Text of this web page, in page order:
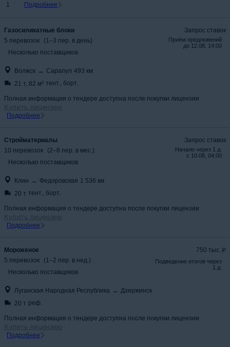
1
Подробнее
Газосиликатные блоки
5 перевозок (1 –3 пер. в день)
Несколько поставщиков
Волжск → Сарапул 493 км
21 т 82 м³ тент., борт.
Запрос ставок
Приём предложений
до 12.08, 14:00
Полная информация о тендере доступна после покупки лицензии
Подробнее
Стройматериалы
10 перевозок (2–8 пер. в мес. )
Несколько поставщиков
Клин → Федоровская 1 536 км
20 т тент., борт.
Запрос ставок
Начало через 1 д.
с 10.08, 04:00
Полная информация о тендере доступна после покупки лицензии
Подробнее
Мороженое
5 перевозок (1 –2 пер. в нед. )
Несколько поставщиков
Луганская Народная Республика → Дзержинск
20 т реф.
750 тыс.
Подведение итогов через
1 д.
Полная информация о тендере доступна после покупки лицензии
Подробнее